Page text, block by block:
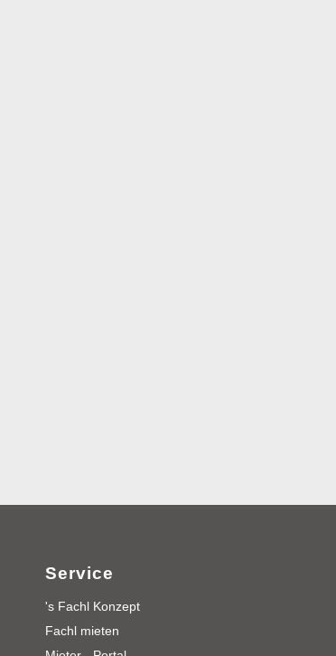
Service
's Fachl Konzept
Fachl mieten